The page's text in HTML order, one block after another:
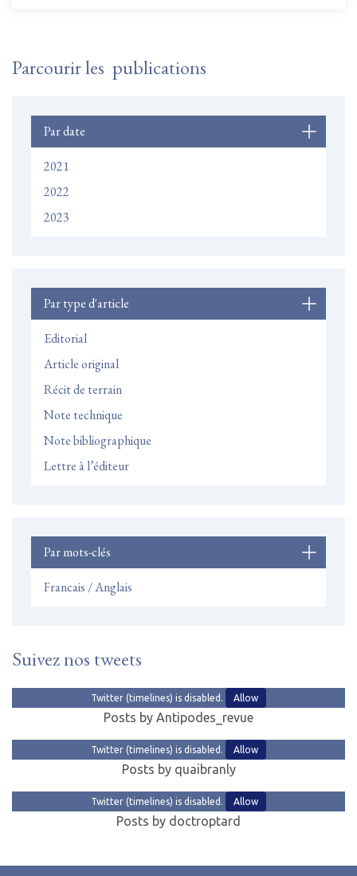
Parcourir les publications
Par date
2021
2022
2023
Par type d'article
Editorial
Article original
Récit de terrain
Note technique
Note bibliographique
Lettre à l’éditeur
Par mots-clés
Francais / Anglais
Suivez nos tweets
Twitter (timelines) is disabled. Allow
Posts by Antipodes_revue
Twitter (timelines) is disabled. Allow
Posts by quaibranly
Twitter (timelines) is disabled. Allow
Posts by doctroptard